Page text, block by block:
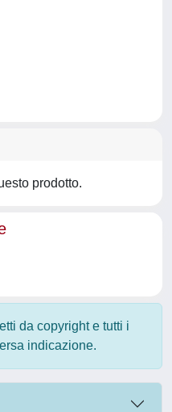
prodotto.
da copyright e tutti i
indicazione.